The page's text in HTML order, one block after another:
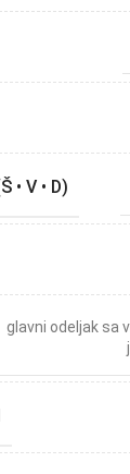
• V • D)
glavni odeljak sa